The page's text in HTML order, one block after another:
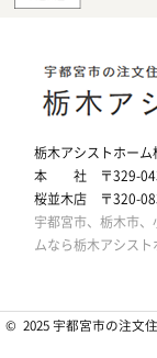
栃木アシストホーム
本 社 〒329-
桜並木店 〒320-
宇都宮市、栃木市
ムなら栃木アシスト
© 2025 宇都宮市の注文